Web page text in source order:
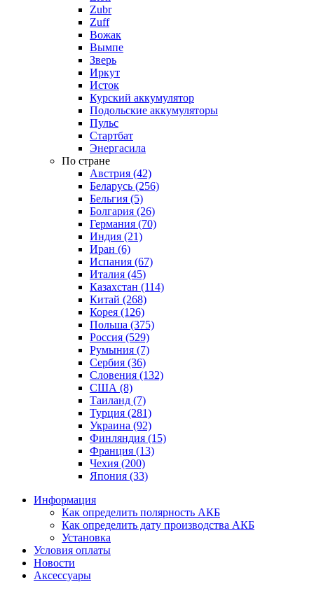
Zubr
Zuff
Вожак
Вымпе
Зверь
Иркут
Исток
Курский аккумулятор
Подольские аккумуляторы
Пульс
Стартбат
Энергасила
По стране
Австрия (42)
Беларусь (256)
Бельгия (5)
Болгария (26)
Германия (70)
Индия (21)
Иран (6)
Испания (67)
Италия (45)
Казахстан (114)
Китай (268)
Корея (126)
Польша (375)
Россия (529)
Румыния (7)
Сербия (36)
Словения (132)
США (8)
Таиланд (7)
Турция (281)
Украина (92)
Финляндия (15)
Франция (13)
Чехия (200)
Япония (33)
Информация
Как определить полярность АКБ
Как определить дату производства АКБ
Установка
Условия оплаты
Новости
Аксессуары